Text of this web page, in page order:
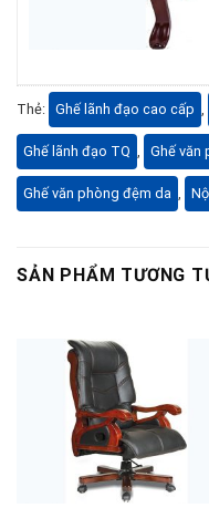
Thẻ: Ghế lãnh đạo cao cấp
Ghế lãnh đạo TQ Ghế văn
Ghế văn phòng đệm da
SẢN PHẨM TƯƠNG